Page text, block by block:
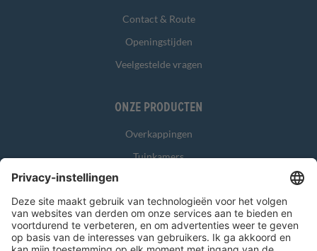
Contact & Route
Openingstijden
Veelgestelde vragen
Onze producten
Overkappingen
Tuinkamers
Zonwering
Overig